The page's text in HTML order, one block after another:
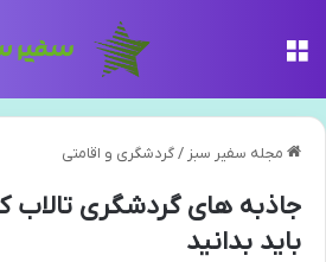
مجله سفیر سبز /گردشگری و اقامتی
جاذبه های گردشگری تالاب
باید بدانید